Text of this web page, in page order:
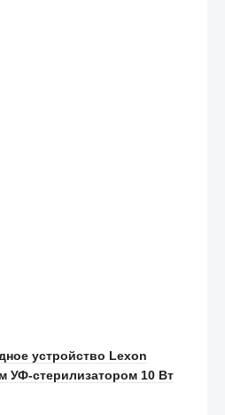
устройство Lexon
УФ-стерилизатором 10 Вт